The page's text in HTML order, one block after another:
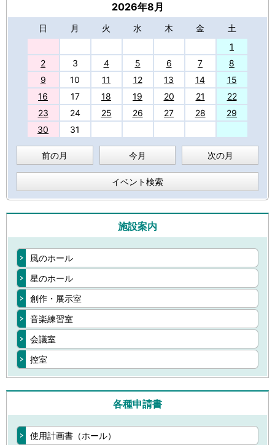
2026年8月
日 月 火 水 木 金
土
1
2
3 4 5 6 7
8
9
10 11 12 13 14
15
16
17 18 19 20 21
22
23
24 25 26 27 28
29
30
31
前の月 今月 次の月
イベント検索
施設案内
風のホール
星のホール
創作・展示室
音楽練習室
会議室
控室
各種申請書
使用計画書（ホール）